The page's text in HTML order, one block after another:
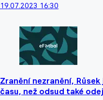
19.07.2023 16:30
Zranění nezranění,
času, než odsud také